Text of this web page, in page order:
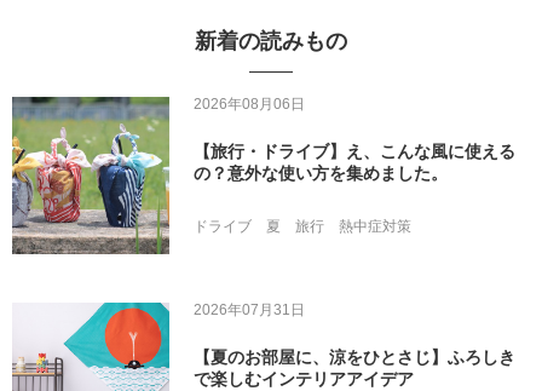
新着の読みもの
2026年08月06日
【旅行・ドライブ】え、こんな風に使える
の？意外な使い方を集めました。
ドライブ 夏 旅行 熱中症対策
2026年07月31日
【夏のお部屋に、涼をひとさじ】ふろしき
で楽しむインテリアアイデア